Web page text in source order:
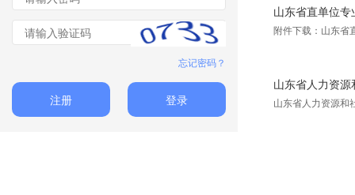
忘记密码？
注册 登录
山东省直单位
附件下载：山东省
山东省人力资
山东省人力资源和